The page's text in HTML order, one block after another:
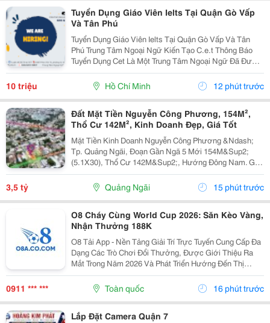
Tuyển Dụng Giáo Viên Ielts Tại Quận Gò Vấp
Và Tân Phú
Tuyển Dụng Giáo Viên Ielts Tại Quận Gò Vấp Và Tân
Phú Trung Tâm Ngoại Ngữ Kiến Tạo C.e.t Thông Báo
Tuyển Dụng Cet Là Một Trung Tâm Ngoại Ngữ Đã Được
Thành Lập 16 Năm Chuyên Về Chương Trình Anh Văn
Học Thuật Ielts &Ndash; Toefl Ibt. Trung Tâm...
10 triệu Hồ Chí Minh 12 phút trước
Đất Mặt Tiền Nguyễn Công Phương, 154M²,
Thổ Cư 142M², Kinh Doanh Đẹp, Giá Tốt
Mặt Tiền Kinh Doanh Nguyễn Công Phương &Ndash;
Tp. Quảng Ngãi, Đoạn Gần Ngã 5 Mới 154M&Sup2;
(5.1X30), Thổ Cư 142M&Sup2;, Hướng Đông Nam. Giá
Chỉ 3.5 Tỷ (Thương Lượng Nhẹ). ☎️ 0909 040 359
&Ndash; Mr. Kiệm.
3,5 tỷ Quảng Ngãi 15 phút trước
O8 Cháy Cùng World Cup 2026: Săn Kèo Vàng,
Nhận Thưởng 188K
O8 Tải App - Nền Tảng Giải Trí Trực Tuyến Cung Cấp Đa
Dạng Các Trò Chơi Đổi Thưởng, Được Giới Thiệu Ra
Mắt Trong Năm 2026 Và Phát Triển Hướng Đến Thị
Trường Châu Á. Theo Thông Tin Từ Nền Tảng, O8 Hoạt
Động Theo Các Tiêu Chuẩn Áp Dụng Trong Lĩnh Vực...
0911 *** *** Toàn quốc 16 phút trước
Lắp Đặt Camera Quận 7